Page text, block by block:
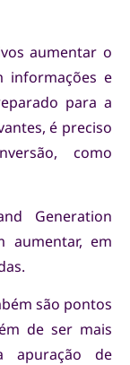
aumentar o
informações e
para a
é preciso
como
Generation
aumentar, em
são pontos
de ser mais
apuração de